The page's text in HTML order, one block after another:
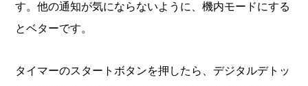
す。他の通知が気にならないように、機内モードにする
とベターです。
タイマーのスタートボタンを押したら、デジタルデトッ